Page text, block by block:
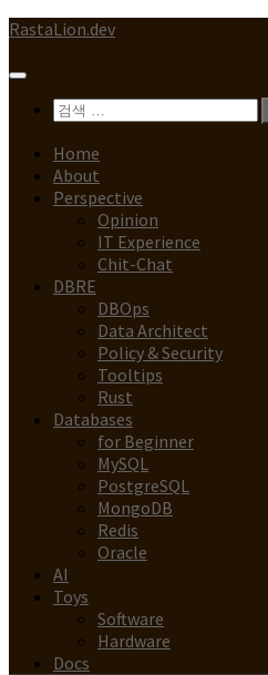
Skip
content
RastaLion.dev
검
Home
About
Perspective
Opinion
IT Experience
Chit-Chat
DBRE
DBOps
Data Architect
Policy & Security
Tooltips
Rust
Databases
for Beginner
MySQL
PostgreSQL
MongoDB
Redis
Oracle
AI
Toys
Software
Hardware
Docs